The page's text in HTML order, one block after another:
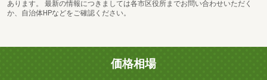
あります。 最新の情報につきましては各市区役所までお問い合わせいただく
か、自治体HPなどをご確認ください。
価格相場